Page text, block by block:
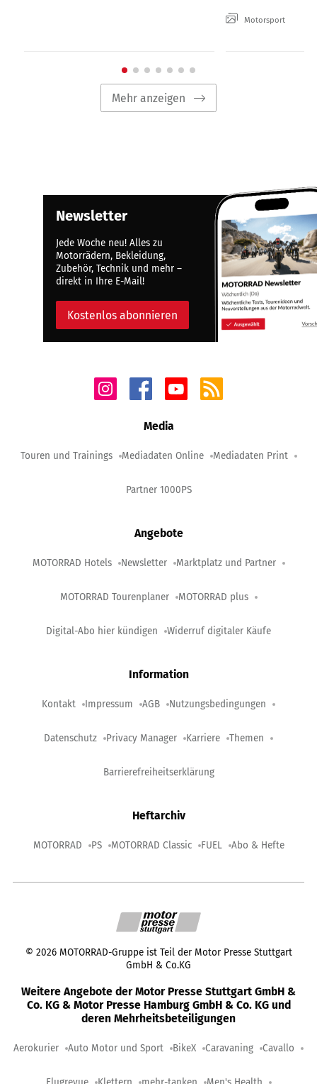
Motorsport
Mehr anzeigen
Newsletter
Jede Woche neu! Alles zu
Motorrädern, Bekleidung,
Zubehör, Technik und mehr –
direkt in Ihre E-Mail!
Kostenlos abonnieren
Media
Touren und Trainings Mediadaten Online Mediadaten Print
Partner 1000PS
Angebote
MOTORRAD Hotels Newsletter Marktplatz und Partner
MOTORRAD Tourenplaner MOTORRAD plus
Digital-Abo hier kündigen Widerruf digitaler Käufe
Information
Kontakt Impressum AGB Nutzungsbedingungen
Datenschutz Privacy Manager Karriere Themen
Barrierefreiheitserklärung
Heftarchiv
MOTORRAD PS MOTORRAD Classic FUEL Abo & Hefte
© 2026 MOTORRAD-Gruppe ist Teil der Motor Presse Stuttgart
GmbH & Co.KG
Weitere Angebote der Motor Presse Stuttgart GmbH &
Co. KG & Motor Presse Hamburg GmbH & Co. KG und
deren Mehrheitsbeteiligungen
Aerokurier Auto Motor und Sport BikeX Caravaning Cavallo